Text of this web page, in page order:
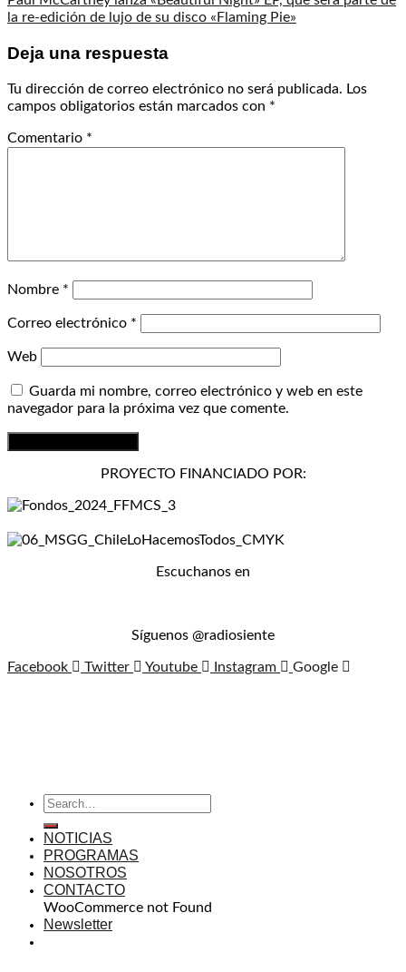
la re-edición de lujo de su disco «Flaming Pie»
Deja una respuesta
Tu dirección de correo electrónico no será publicada. Los
campos obligatorios están marcados con *
Comentario *
Nombre *
Correo electrónico *
Web
Guarda mi nombre, correo electrónico y web en este
navegador para la próxima vez que comente.
PROYECTO FINANCIADO POR:
Escuchanos en
Síguenos @radiosiente
Facebook Twitter Youtube Instagram Google
NOTICIAS
PROGRAMAS
NOSOTROS
CONTACTO
WooCommerce not Found
Newsletter